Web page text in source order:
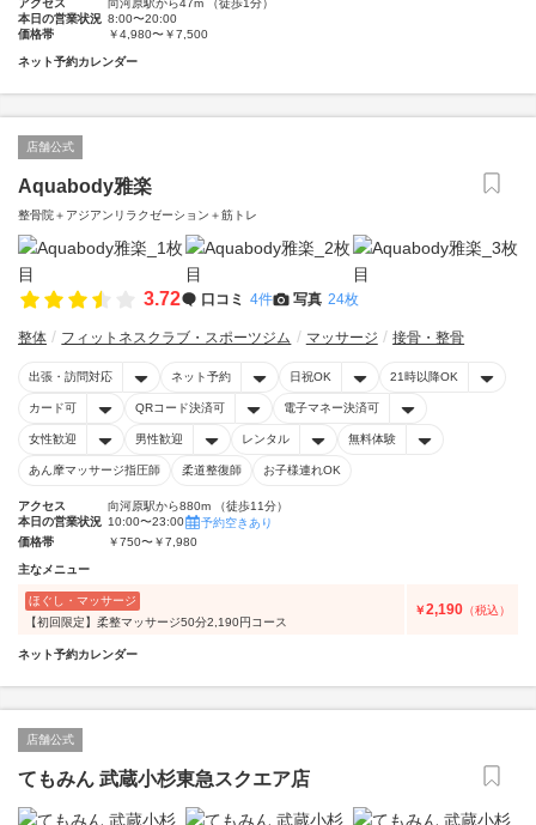
アクセス
向河原駅から47m （徒歩1分）
本日の営業状況 8:00〜20:00
価格帯
￥4,980〜￥7,500
ネット予約カレンダー
店舗公式
Aquabody雅楽
整骨院＋アジアンリラクゼーション＋筋トレ
3.72 口コミ 4件 写真 24枚
整体 フィットネスクラブ・スポーツジム マッサージ 接骨・整骨
出張・訪問対応 ネット予約 日祝OK 21時以降OK
カード可 QRコード決済可 電子マネー決済可
女性歓迎 男性歓迎 レンタル 無料体験
あん摩マッサージ指圧師 柔道整復師 お子様連れOK
アクセス
向河原駅から880m （徒歩11分）
本日の営業状況 10:00〜23:00
予約空きあり
価格帯
￥750〜￥7,980
主なメニュー
ほぐし・マッサージ
【初回限定】柔整マッサージ50分2,190円コース
￥2,190 （税込）
ネット予約カレンダー
店舗公式
てもみん 武蔵小杉東急スクエア店